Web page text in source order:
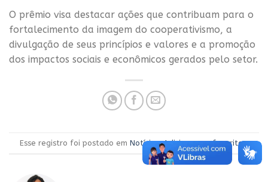
O prêmio visa destacar ações que contribuam para o
fortalecimento da imagem do cooperativismo, a
divulgação de seus princípios e valores e a promoção
dos impactos sociais e econômicos gerados pelo setor.
Esse registro foi postado em Notícias.Adicione aos favoritos.